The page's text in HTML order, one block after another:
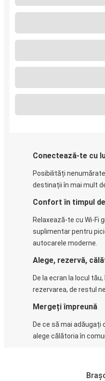
Conectează-te cu
Posibilități
destinații în mai mult
Confort în timpul
Relaxează-te cu Wi-Fi
suplimentar pentru
autocarele moderne.
Alege, rezervă,
De la ecran la locul
rezervarea, de restul
Mergeți împreună
De ce să mai adăugați
alege călătoria în